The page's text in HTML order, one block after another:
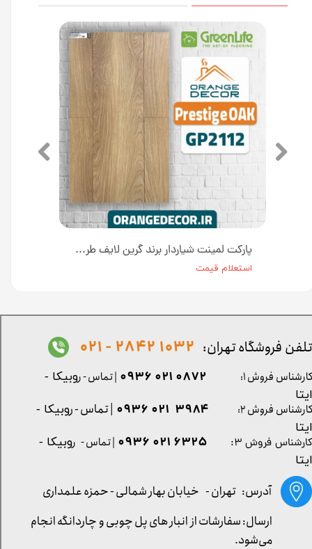
پارکت لمینت شیاردار برند گرین لایف طرح چوب راسته کد GP2112
استعلام قیمت
کارشناس فروش ۳: ۶۳۲۵ ۰۲۱ ۰۹۳۶ | تماس - روبیکا -
ایتا
آدرس: تهران - خیابان بهار شمالی - حمزه علمداری
تلفن فروشگاه تهران: 1032 2842 - 021
کارشناس فروش ۱: 0872 021 0936 | تماس - روبیکا -
ایتا
کارشناس فروش ۲:
۳۹۸۴ ۰۲۱ ۰۹۳۶ | تماس - روبیکا -
ایتا
ارسال: سفارشات از انبار های پل چوبی و چاردانگه انجام
می‌شود.